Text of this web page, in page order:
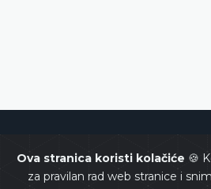
Ova stranica koristi kolačiće 🍪
za pravilan rad web stranice i